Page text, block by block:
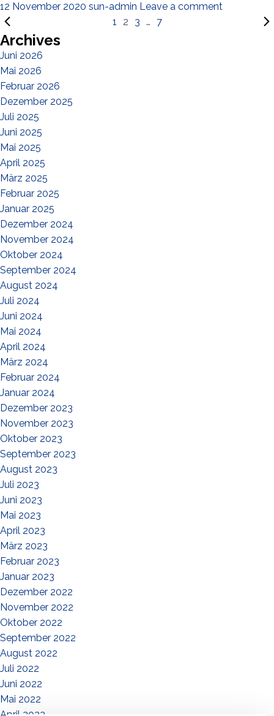
12 November 2020 sun-admin Leave a comment
1
2 3 … 7
Archives
Juni 2026
Mai 2026
Februar 2026
Dezember 2025
Juli 2025
Juni 2025
Mai 2025
April 2025
März 2025
Februar 2025
Januar 2025
Dezember 2024
November 2024
Oktober 2024
September 2024
August 2024
Juli 2024
Juni 2024
Mai 2024
April 2024
März 2024
Februar 2024
Januar 2024
Dezember 2023
November 2023
Oktober 2023
September 2023
August 2023
Juli 2023
Juni 2023
Mai 2023
April 2023
März 2023
Februar 2023
Januar 2023
Dezember 2022
November 2022
Oktober 2022
September 2022
August 2022
Juli 2022
Juni 2022
Mai 2022